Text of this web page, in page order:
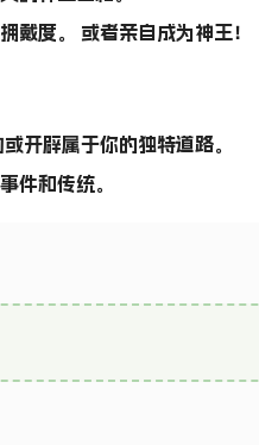
戴度。 或者亲自成为神王！
开辟属于你的独特道路。
件和传统。